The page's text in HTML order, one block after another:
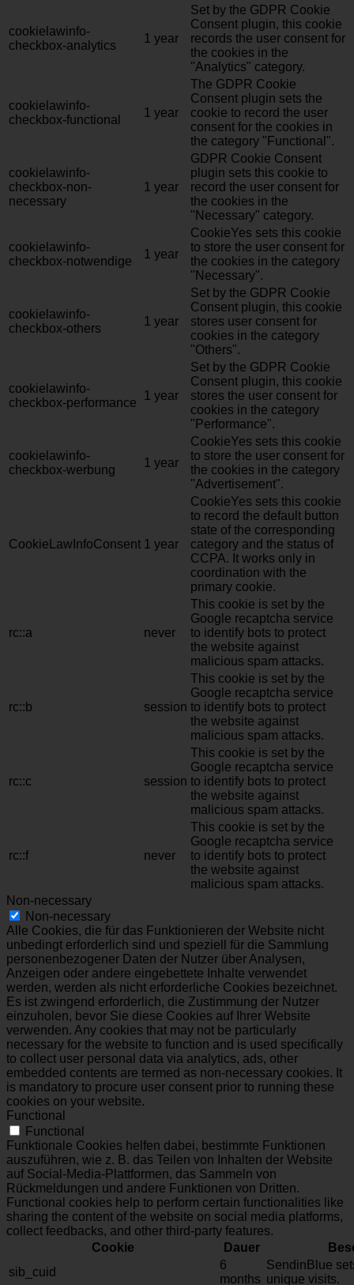
cookielawinfo-
checkbox-analytics
1 year
Set by the GDPR Cookie
Consent plugin, this cookie
records the user consent for
the cookies in the
"Analytics" category.
cookielawinfo-
checkbox-functional
1 year
The GDPR Cookie
Consent plugin sets the
cookie to record the user
consent for the cookies in
the category "Functional".
cookielawinfo-
checkbox-non-
necessary
1 year
GDPR Cookie Consent
plugin sets this cookie to
record the user consent for
the cookies in the
"Necessary" category.
cookielawinfo-
checkbox-notwendige
1 year
CookieYes sets this cookie
to store the user consent for
the cookies in the category
"Necessary".
cookielawinfo-
checkbox-others
1 year
Set by the GDPR Cookie
Consent plugin, this cookie
stores user consent for
cookies in the category
"Others".
cookielawinfo-
checkbox-performance
1 year
Set by the GDPR Cookie
Consent plugin, this cookie
stores the user consent for
cookies in the category
"Performance".
cookielawinfo-
checkbox-werbung
1 year
CookieYes sets this cookie
to store the user consent for
the cookies in the category
"Advertisement".
CookieLawInfoConsent 1 year
CookieYes sets this cookie
to record the default button
state of the corresponding
category and the status of
CCPA. It works only in
coordination with the
primary cookie.
rc::a never
This cookie is set by the
Google recaptcha service
to identify bots to protect
the website against
malicious spam attacks.
rc::b session
This cookie is set by the
Google recaptcha service
to identify bots to protect
the website against
malicious spam attacks.
rc::c session
This cookie is set by the
Google recaptcha service
to identify bots to protect
the website against
malicious spam attacks.
rc::f never
This cookie is set by the
Google recaptcha service
to identify bots to protect
the website against
malicious spam attacks.
Non-necessary
Non-necessary
Alle Cookies, die für das Funktionieren der Website nicht
unbedingt erforderlich sind und speziell für die Sammlung
personenbezogener Daten der Nutzer über Analysen,
Anzeigen oder andere eingebettete Inhalte verwendet
werden, werden als nicht erforderliche Cookies bezeichnet.
Es ist zwingend erforderlich, die Zustimmung der Nutzer
einzuholen, bevor Sie diese Cookies auf Ihrer Website
verwenden. Any cookies that may not be particularly
necessary for the website to function and is used specifically
to collect user personal data via analytics, ads, other
embedded contents are termed as non-necessary cookies. It
is mandatory to procure user consent prior to running these
cookies on your website.
Functional
Functional
Funktionale Cookies helfen dabei, bestimmte Funktionen
auszuführen, wie z. B. das Teilen von Inhalten der Website
auf Social-Media-Plattformen, das Sammeln von
Rückmeldungen und andere Funktionen von Dritten.
Functional cookies help to perform certain functionalities like
sharing the content of the website on social media platforms,
collect feedbacks, and other third-party features.
Cookie
Dauer
sib_cuid
6
months
SendinBlue
unique visits.